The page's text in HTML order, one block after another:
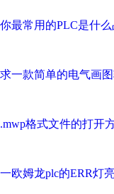
你最常用的PLC是什
求一款简单的电气画
.mwp格式文件的打开
一欧姆龙plc的ERR灯